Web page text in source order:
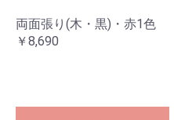
両面張り(木・黒)・赤1色
￥8,690